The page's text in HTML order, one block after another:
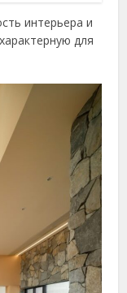
интерьера и
для